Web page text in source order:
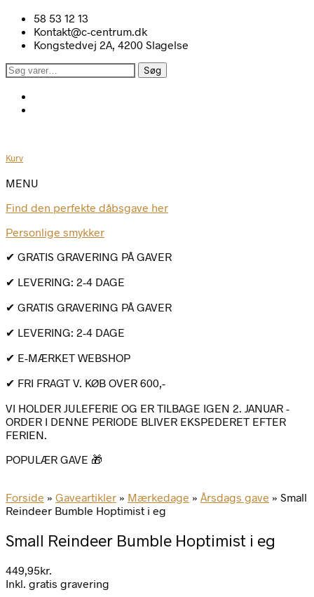
58 53 12 13
Kontakt@c-centrum.dk
Kongstedvej 2A, 4200 Slagelse
Søg
Søg
Kurv
MENU
Find den perfekte dåbsgave her
Personlige smykker
✔ GRATIS GRAVERING PÅ GAVER
✔ LEVERING: 2-4 DAGE
✔ GRATIS GRAVERING PÅ GAVER
✔ LEVERING: 2-4 DAGE
✔ E-MÆRKET WEBSHOP
✔ FRI FRAGT V. KØB OVER 600,-
VI HOLDER JULEFERIE OG ER TILBAGE IGEN 2. JANUAR -
ORDER I DENNE PERIODE BLIVER EKSPEDERET EFTER
FERIEN.
POPULÆR GAVE 🎁
Forside » Gaveartikler » Mærkedage » Årsdags gave » Small
Reindeer Bumble Hoptimist i eg
Small Reindeer Bumble Hoptimist i eg
449,95kr.
Inkl. gratis gravering